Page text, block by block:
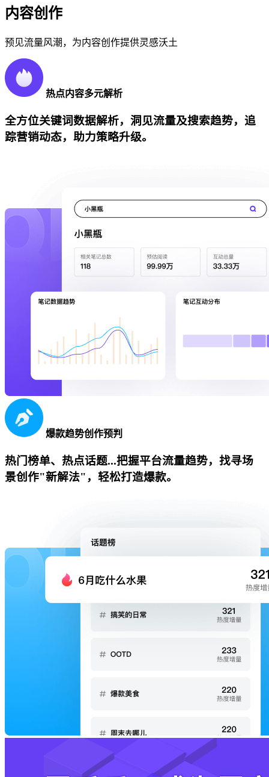
内容创作
预见流量风潮，为内容创作提供灵感沃土
热点内容多元解析
全方位关键词数据解析，洞见流量及搜索趋势，追
踪营销动态，助力策略升级。
爆款趋势创作预判
热门榜单、热点话题...把握平台流量趋势，找寻场
景创作"新解法"，轻松打造爆款。